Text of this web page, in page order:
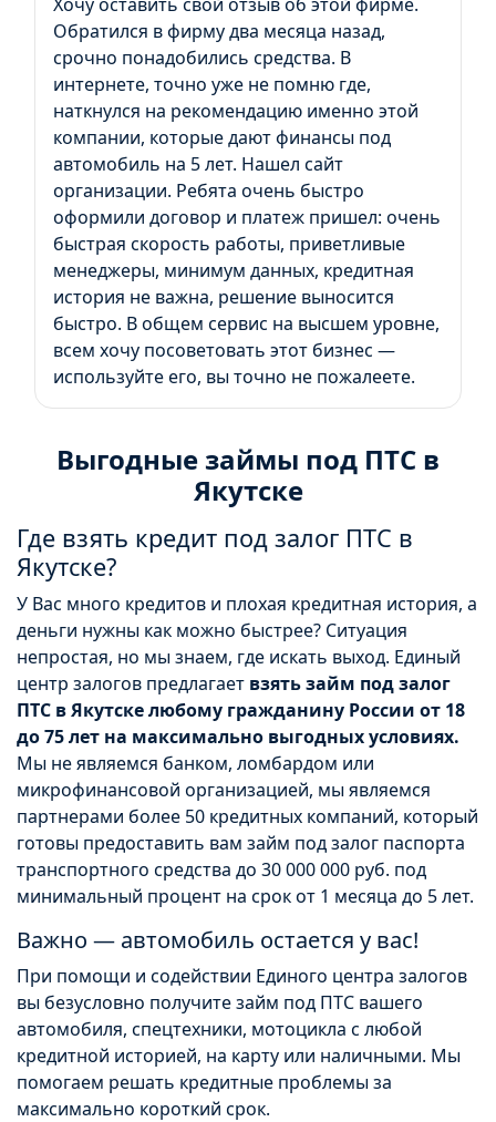
Обратился в фирму два месяца назад,
срочно понадобились средства. В
интернете, точно уже не помню где,
наткнулся на рекомендацию именно этой
компании, которые дают финансы под
автомобиль на 5 лет. Нашел сайт
организации. Ребята очень быстро
оформили договор и платеж пришел: очень
быстрая скорость работы, приветливые
менеджеры, минимум данных, кредитная
история не важна, решение выносится
быстро. В общем сервис на высшем уровне,
всем хочу посоветовать этот бизнес —
используйте его, вы точно не пожалеете.
Выгодные займы под ПТС в
Якутске
Где взять кредит под залог ПТС в
Якутске?
У Вас много кредитов и плохая кредитная история, а
деньги нужны как можно быстрее? Ситуация
непростая, но мы знаем, где искать выход. Единый
центр залогов предлагает взять займ под залог
ПТС в Якутске любому гражданину России от 18
до 75 лет на максимально выгодных условиях.
Мы не являемся банком, ломбардом или
микрофинансовой организацией, мы являемся
партнерами более 50 кредитных компаний, который
готовы предоставить вам займ под залог паспорта
транспортного средства до 30 000 000 руб. под
минимальный процент на срок от 1 месяца до 5 лет.
Важно — автомобиль остается у вас!
При помощи и содействии Единого центра залогов
вы безусловно получите займ под ПТС вашего
автомобиля, спецтехники, мотоцикла с любой
кредитной историей, на карту или наличными. Мы
помогаем решать кредитные проблемы за
максимально короткий срок.